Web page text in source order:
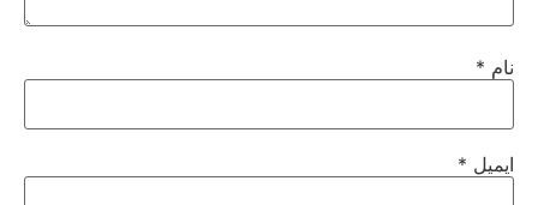
نام *
ایمیل *